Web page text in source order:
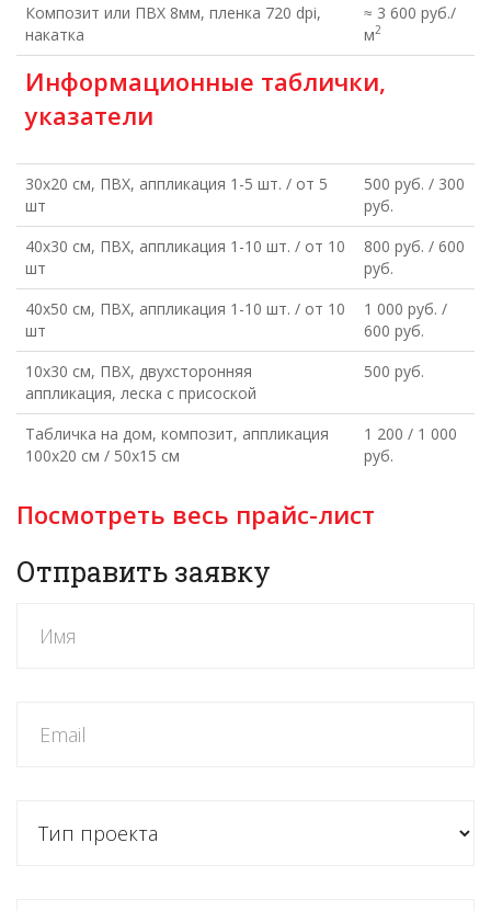
Композит или ПВХ 8мм, пленка 720 dpi,
накатка
≈ 3 600 руб./
м2
Информационные таблички,
указатели
30х20 см, ПВХ, аппликация 1-5 шт. / от 5
шт
500 руб. / 300
руб.
40х30 см, ПВХ, аппликация 1-10 шт. / от 10
шт
800 руб. / 600
руб.
40х50 см, ПВХ, аппликация 1-10 шт. / от 10
шт
1 000 руб. /
600 руб.
10х30 см, ПВХ, двухсторонняя
аппликация, леска с присоской
500 руб.
Табличка на дом, композит, аппликация
100х20 см / 50х15 см
1 200 / 1 000
руб.
Посмотреть весь прайс-лист
Отправить заявку